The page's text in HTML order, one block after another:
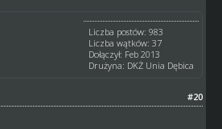
Liczba postów: 983
Liczba wątków: 37
Dołączył: Feb 2013
Drużyna: DKŻ Unia Dębica
#20